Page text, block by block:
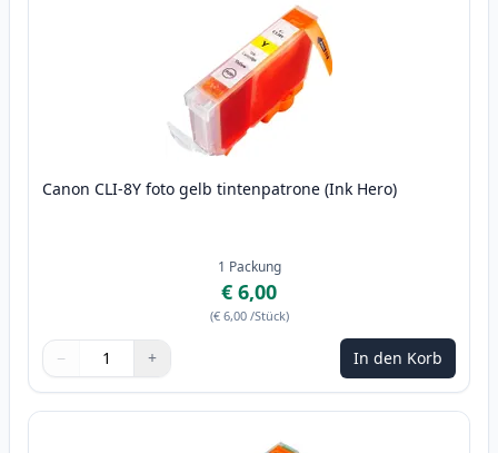
Canon CLI-8Y foto gelb tintenpatrone (Ink Hero)
1 Packung
€ 6,00
(€ 6,00 /Stück)
Menge
Verwenden Sie die Tasten, um anzupassen
− +
Menge 1 In den Korb